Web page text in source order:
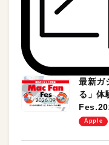
最新ガ
る」体
します
Apple